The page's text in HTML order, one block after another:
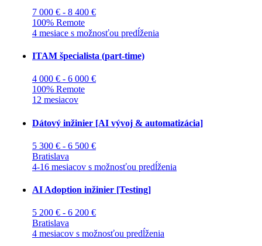
7 000 € - 8 400 €
100% Remote
4 mesiace s možnosťou predĺženia
ITAM špecialista (part-time)
4 000 € - 6 000 €
100% Remote
12 mesiacov
Dátový inžinier [AI vývoj & automatizácia]
5 300 € - 6 500 €
Bratislava
4-16 mesiacov s možnosťou predĺženia
AI Adoption inžinier [Testing]
5 200 € - 6 200 €
Bratislava
4 mesiacov s možnosťou predĺženia